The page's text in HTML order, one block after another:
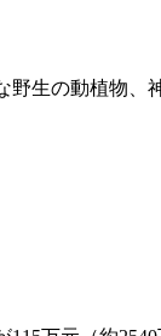
生の動植物、